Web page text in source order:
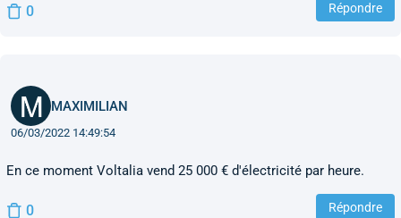
0 Répondre
MAXIMILIAN
06/03/2022 14:49:54
En ce moment Voltalia vend 25 000 € d'électricité par heure.
0 Répondre